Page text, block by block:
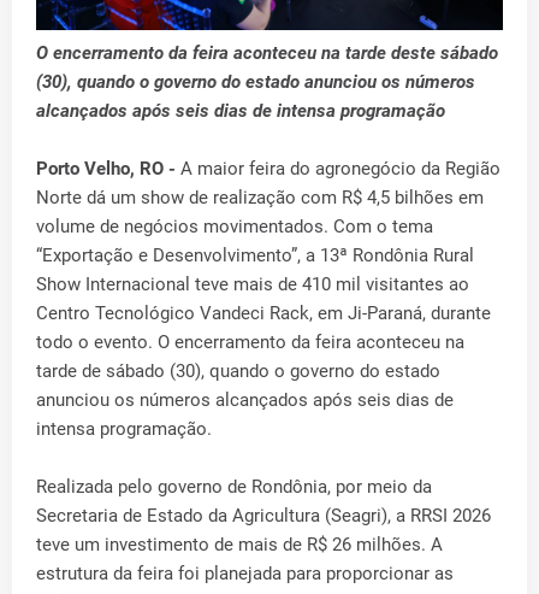
O encerramento da feira aconteceu na tarde deste sábado
(30), quando o governo do estado anunciou os números
alcançados após seis dias de intensa programação
Porto Velho, RO - A maior feira do agronegócio da Região
Norte dá um show de realização com R$ 4,5 bilhões em
volume de negócios movimentados. Com o tema
“Exportação e Desenvolvimento”, a 13ª Rondônia Rural
Show Internacional teve mais de 410 mil visitantes ao
Centro Tecnológico Vandeci Rack, em Ji-Paraná, durante
todo o evento. O encerramento da feira aconteceu na
tarde de sábado (30), quando o governo do estado
anunciou os números alcançados após seis dias de
intensa programação.
Realizada pelo governo de Rondônia, por meio da
Secretaria de Estado da Agricultura (Seagri), a RRSI 2026
teve um investimento de mais de R$ 26 milhões. A
estrutura da feira foi planejada para proporcionar as